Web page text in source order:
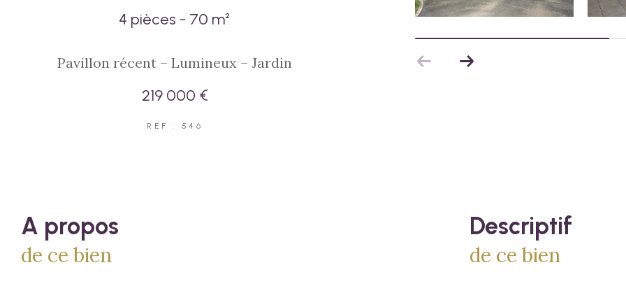
4 pièces - 70 m²
Pavillon récent – Lumineux – Jardin
219 000 €
REF : 546
a propos
de ce bien
descriptif
de ce bien